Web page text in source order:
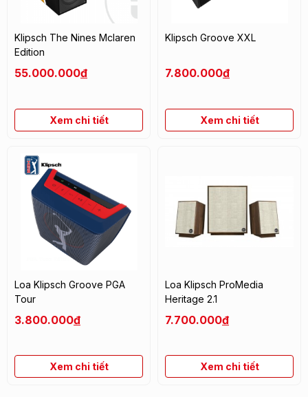
Klipsch The Nines Mclaren
Edition
55.000.000đ
Xem chi tiết
Klipsch Groove XXL
7.800.000đ
Xem chi tiết
Loa Klipsch Groove PGA
Tour
3.800.000đ
Xem chi tiết
Loa Klipsch ProMedia
Heritage 2.1
7.700.000đ
Xem chi tiết